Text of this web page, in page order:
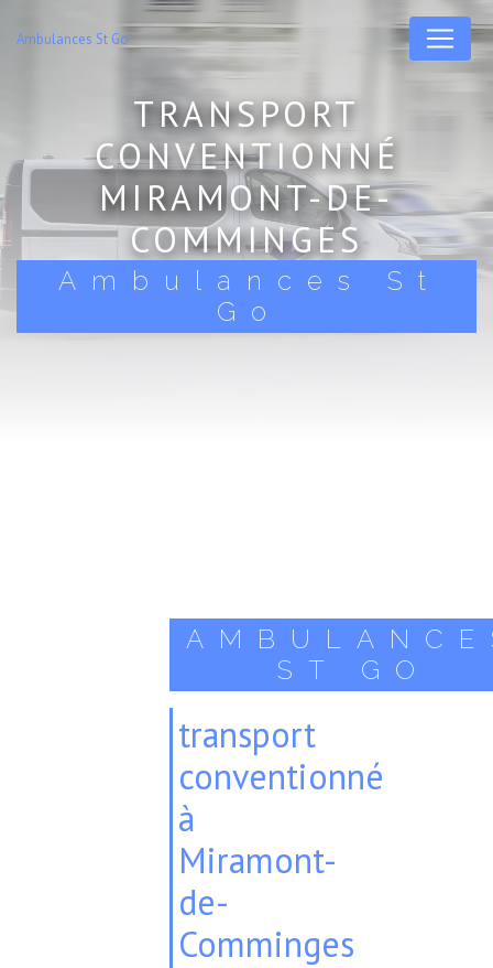
Ambulances St Go
TRANSPORT
CONVENTIONNÉ
MIRAMONT-DE-
COMMINGES
Ambulances St
Go
ST GO
transport
conventionné
à
Miramont-
de-
Comminges
Panneau de gestion des cookies